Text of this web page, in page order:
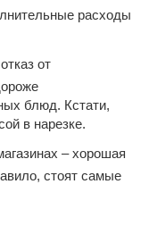
расходы
от
блюд. Кстати,
в нарезке.
– хорошая
стоят самые